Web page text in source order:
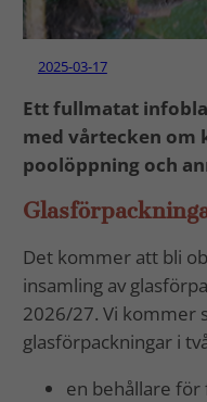
2025-03-17
Ett fullmatat
med vårtecken om
poolöppning och
Det kommer att bli
insamling av
2026/27. Vi kommer
glasförpackningar i
en behållare för